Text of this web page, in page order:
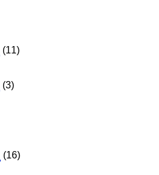
(11)
(3)
(16)